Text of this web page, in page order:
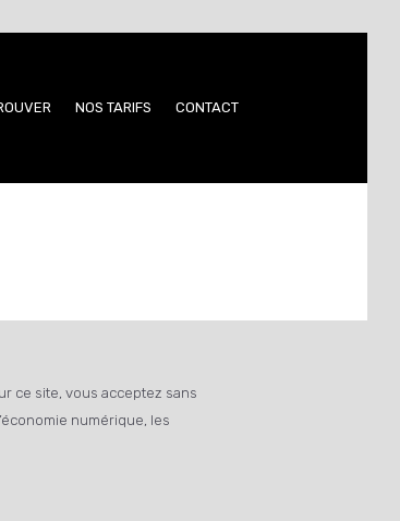
NOS TARIFS CONTACT
ce site, vous acceptez sans
numérique, les